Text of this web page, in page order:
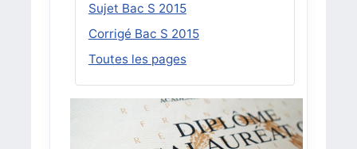
Sujet Bac S 2015
Corrigé Bac S 2015
Toutes les pages